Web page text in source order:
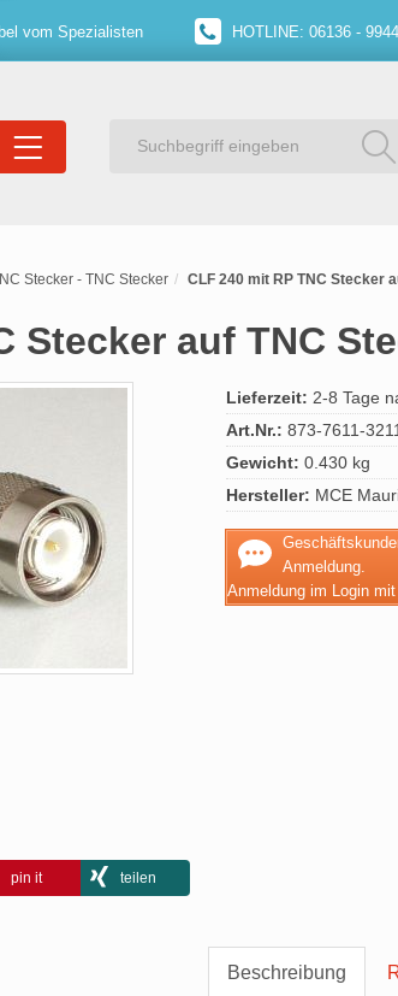
vom Spezialisten HOTLINE: 06136 -
Stecker - TNC Stecker CLF 240 mit RP TNC Stecker
Stecker auf TNC
pin it teilen
Lieferzeit: 2-8 Tage
Art.Nr.: 873-7611-
Gewicht: 0.430 kg
Hersteller: MCE
Anmeldung.
Anmeldung im Login
Beschreibung